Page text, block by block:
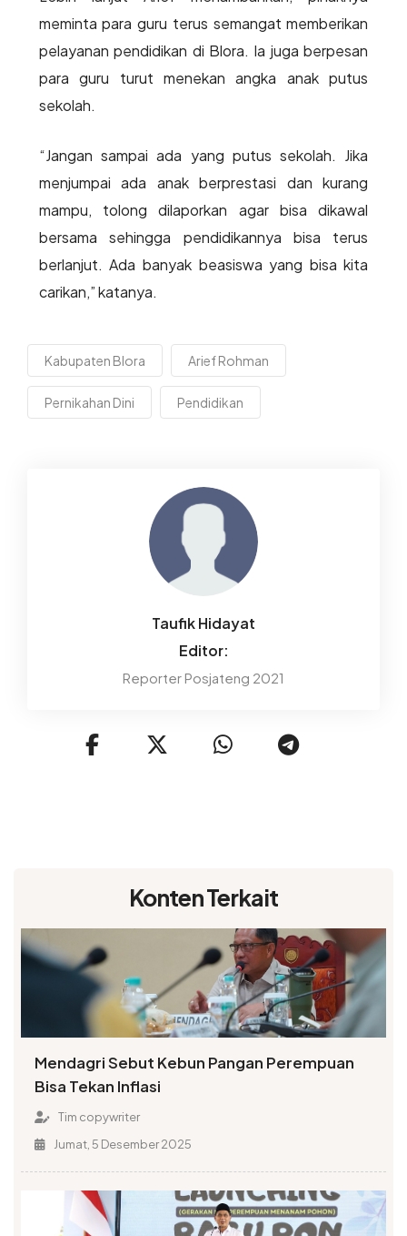
meminta para guru terus semangat memberikan
pelayanan pendidikan di Blora. Ia juga berpesan
para guru turut menekan angka anak putus
sekolah.
“Jangan sampai ada yang putus sekolah. Jika
menjumpai ada anak berprestasi dan kurang
mampu, tolong dilaporkan agar bisa dikawal
bersama sehingga pendidikannya bisa terus
berlanjut. Ada banyak beasiswa yang bisa kita
carikan,” katanya.
Kabupaten Blora Arief Rohman
Pernikahan Dini Pendidikan
Taufik Hidayat
Editor:
Reporter Posjateng 2021
Konten Terkait
Mendagri Sebut Kebun Pangan Perempuan
Bisa Tekan Inflasi
Tim copywriter
Jumat, 5 Desember 2025